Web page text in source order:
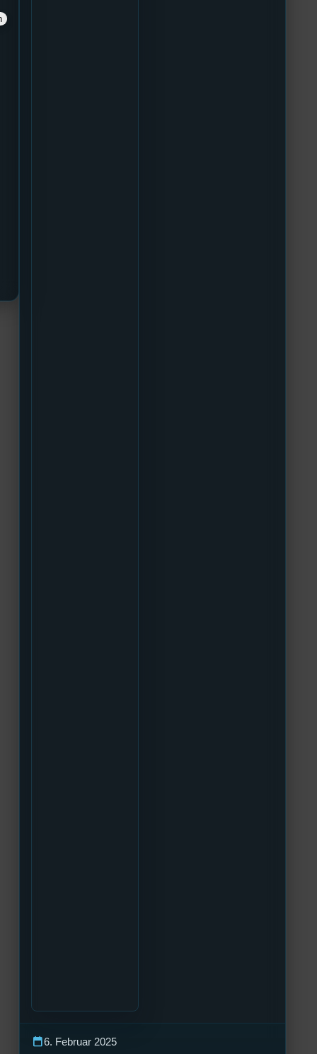
calendar_today6. Februar 2025